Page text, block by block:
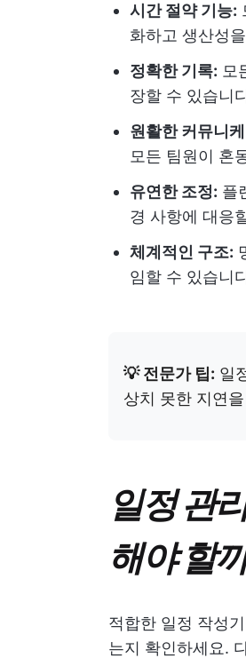
시간 절약 기능:
화하고 생산성
정확한 기록: 모
장할 수 있습니
원활한 커뮤니
모든 팀원이 혼
유연한 조정: 플
경 사항에 대응
체계적인 구조:
임할 수 있습니
💡 전문가 팁: 일
상치 못한 지연
일정 관
해야 할
적합한 일정 작성
는지 확인하세요.